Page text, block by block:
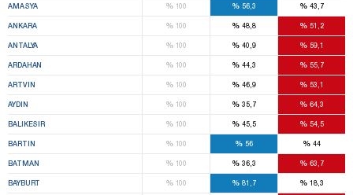
AMASYA %100 % 56,3 % 43,7
ANKARA %100 % 48,8 % 51,2
ANTALYA %100 % 40,9 % 59,1
ARDAHAN %100 % 44,3 % 55,7
ARTVIN %100 % 46,9 % 53,1
AYDIN %100 % 35,7 % 64,3
BALIKESIR %100 % 45,5 % 54,5
BARTIN %100 % 56 % 44
BATMAN %100 % 36,3 % 63,7
BAYBURT %100 % 81,7 % 18,3